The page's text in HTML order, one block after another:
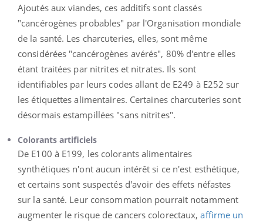
Ajoutés aux viandes, ces additifs sont classés
"cancérogènes probables" par l'Organisation mondiale
de la santé. Les charcuteries, elles, sont même
considérées "cancérogènes avérés", 80% d'entre elles
étant traitées par nitrites et nitrates. Ils sont
identifiables par leurs codes allant de E249 à E252 sur
les étiquettes alimentaires. Certaines charcuteries sont
désormais estampillées "sans nitrites".
Colorants artificiels
De E100 à E199, les colorants alimentaires
synthétiques n'ont aucun intérêt si ce n'est esthétique,
et certains sont suspectés d'avoir des effets néfastes
sur la santé. Leur consommation pourrait notamment
augmenter le risque de cancers colorectaux,affirme un